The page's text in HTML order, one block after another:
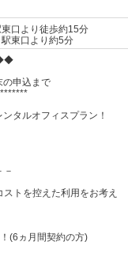
東口より徒歩約15分
駅東口より約5分
の申込まで
タルオフィスプラン！
－
トを控えた利用をお考え
(6ヵ月間契約の方)